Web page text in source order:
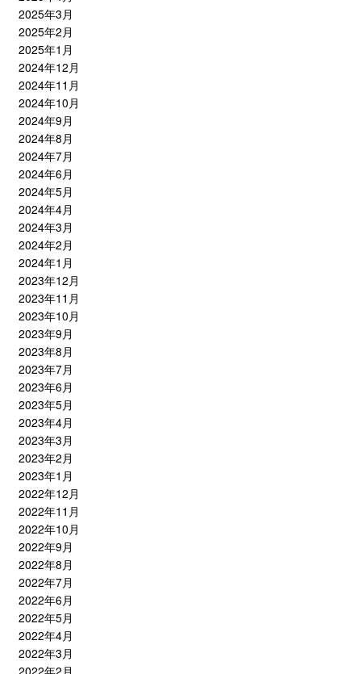
2025年3月
2025年2月
2025年1月
2024年12月
2024年11月
2024年10月
2024年9月
2024年8月
2024年7月
2024年6月
2024年5月
2024年4月
2024年3月
2024年2月
2024年1月
2023年12月
2023年11月
2023年10月
2023年9月
2023年8月
2023年7月
2023年6月
2023年5月
2023年4月
2023年3月
2023年2月
2023年1月
2022年12月
2022年11月
2022年10月
2022年9月
2022年8月
2022年7月
2022年6月
2022年5月
2022年4月
2022年3月